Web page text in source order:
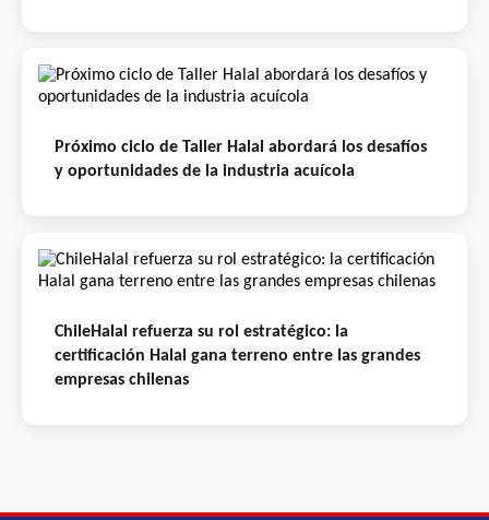
Próximo ciclo de Taller Halal abordará los desafíos
y oportunidades de la industria acuícola
ChileHalal refuerza su rol estratégico: la
certificación Halal gana terreno entre las grandes
empresas chilenas